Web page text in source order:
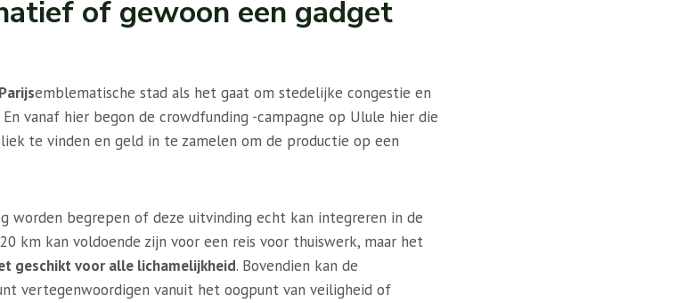
of gewoon een gadget
Parijsemblematische stad als het gaat om stedelijke congestie en
En vanaf hier begon de crowdfunding -campagne op Ulule hier die
te vinden en geld in te zamelen om de productie op een
worden begrepen of deze uitvinding echt kan integreren in de
km kan voldoende zijn voor een reis voor thuiswerk, maar het
geschikt voor alle lichamelijkheid. Bovendien kan de
vertegenwoordigen vanuit het oogpunt van veiligheid of